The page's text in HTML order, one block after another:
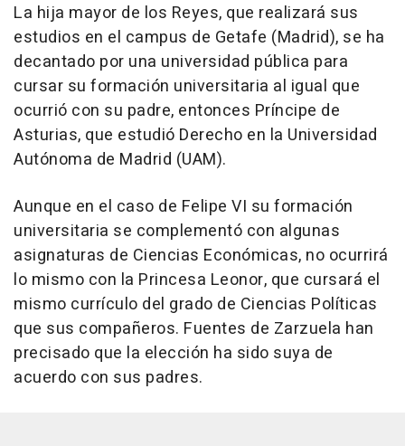
La hija mayor de los Reyes, que realizará sus
estudios en el campus de Getafe (Madrid), se ha
decantado por una universidad pública para
cursar su formación universitaria al igual que
ocurrió con su padre, entonces Príncipe de
Asturias, que estudió Derecho en la Universidad
Autónoma de Madrid (UAM).
Aunque en el caso de Felipe VI su formación
universitaria se complementó con algunas
asignaturas de Ciencias Económicas, no ocurrirá
lo mismo con la Princesa Leonor, que cursará el
mismo currículo del grado de Ciencias Políticas
que sus compañeros. Fuentes de Zarzuela han
precisado que la elección ha sido suya de
acuerdo con sus padres.